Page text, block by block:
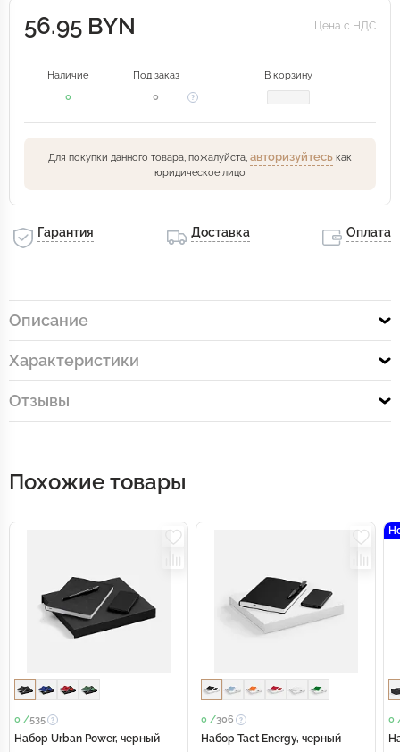
56.95 BYN Цена с НДС
Наличие Под заказ
В корзину
0
0
Для покупки данного товара, пожалуйста, авторизуйтесь как
юридическое лицо
Гарантия Доставка Оплата
Описание
Характеристики
Отзывы
Похожие товары
0 /535
Набор Urban Power, черный
0 /306
Набор Tact Energy, черный
0